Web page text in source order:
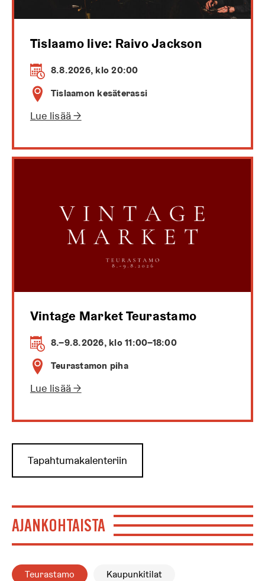
Tislaamo live: Raivo Jackson
8.8.2026, klo 20:00
Tislaamon kesäterassi
Lue lisää →
Vintage Market Teurastamo
8.–9.8.2026, klo 11:00–18:00
Teurastamon piha
Lue lisää →
Tapahtumakalenteriin
AJANKOHTAISTA
Teurastamo Kaupunkitilat